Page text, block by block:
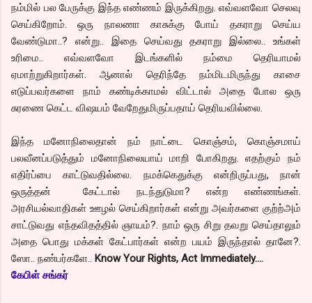
நம்மில் பல பேருக்கு இந்த எண்ணம் இருக்கிறது. எவ்வளவோ செலவு
செய்கிறோம். ஒரு நாலணா காசுக்கு போய் தகராறு செய்ய
வேண்டுமா..? என்று.. இதை செய்வது தகராறு இல்லை.. உங்கள்
உரிமை.. எவ்வளவோ இடங்களில் நம்மை தெரியாமல்
ஏமாற்றுகிறார்கள். ஆனால் தெரிந்தே நம்மிடமிருந்து காசை
எடுப்பவர்களை நாம் கண்டிக்காமல் விட்டால் அதை போல ஒரு
சுரணை கெட்ட விஷயம் வேறேதுமிருப்பதாய் தெரியவில்லை.
இந்த மனோநிலைதான் நம் நாட்டை கொஞ்சம், கொஞ்சமாய்
பலவீனப்படுத்தும் மனோநிலையாய் மாறி போகிறது. எதற்கும் நம்
எதிர்ப்பை காட்டுவதில்லை. நமக்கெதுக்கு என்றிருப்பது, நான்
ஒருத்தன் கேட்டால் நடந்துடுமா? என்ற எண்ணங்கள்.
அரசியல்வாதிகள் ஊழல் செய்கிறார்கள் என்று அவர்களை குற்ற்அம்
சாட்டுவது எந்தவிதத்தில் ஞாயம்?. நாம் ஒரு சிறு தவறு செய்தாலும்
அதை பொது மக்கள் கேட்பார்கள் என்ற பயம் இருந்தால் தானே?.
ஸோ.. நண்பர்களே..
Know Your Rights, Act Immediately….
கேபிள் சங்கர்